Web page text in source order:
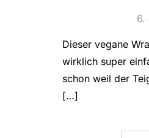
6.
Dieser vegane
wirklich super
schon weil der
[…]